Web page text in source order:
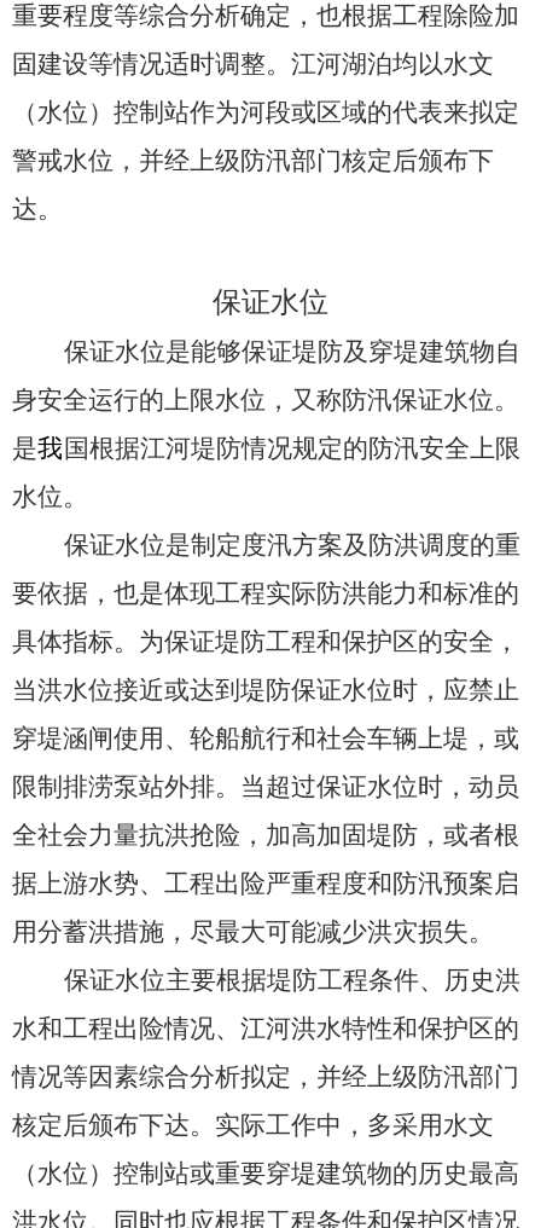
重要程度等综合分析确定，也根据工程除险加
固建设等情况适时调整。江河湖泊均以水文
（水位）控制站作为河段或区域的代表来拟定
警戒水位，并经上级防汛部门核定后颁布下
达。
保证水位
保证水位是能够保证堤防及穿堤建筑物自
身安全运行的上限水位 ，又称防汛保证水位。
是我国根据江河堤防情况规定的防汛安全上限
水位。
保证水位是制定度汛方案及防洪调度的重
要依据，也是体现工程实际防洪能力和标准的
具体指标。为保证堤防工程和保护区的安全，
当洪水位接近或达到堤防保证水位时，应禁止
穿堤涵闸使用、轮船航行和社会车辆上堤，或
限制排涝泵站外排。当超过保证水位时，动员
全社会力量抗洪抢险，加高加固堤防，或者根
据上游水势、工程出险严重程度和防汛预案启
用分蓄洪措施，尽最大可能减少洪灾损失。
保证水位主要根据堤防工程条件、历史洪
水和工程出险情况、江河洪水特性和保护区的
情况等因素综合分析拟定，并经上级防汛部门
核定后颁布下达。实际工作中，多采用水文
（水位）控制站或重要穿堤建筑物的历史最高